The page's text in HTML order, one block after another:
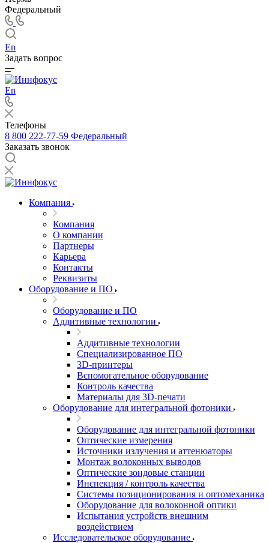
Федеральный
En
Задать вопрос
En
Телефоны
8 800 222-77-59 Федеральный
Заказать звонок
Компания
Компания
О компании
Партнеры
Карьера
Контакты
Реквизиты
Оборудование и ПО
Оборудование и ПО
Аддитивные технологии
Аддитивные технологии
Специализированное ПО
3D-принтеры
Вспомогательное оборудование
Контроль качества
Материалы для 3D-печати
Оборудование для интегральной фотоники
Оборудование для интегральной фотоники
Оптические измерения
Источники излучения и аттенюаторы
Монтаж волоконных выводов
Оптические зондовые станции
Инспекция / контроль качества
Системы позиционирования и оптомеханика
Оборудование для волоконной оптики
Испытания устройств внешним
воздействием
Исследовательское оборудование